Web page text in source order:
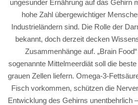
ungesunder Ernährung auf das Gehirn
hohe Zahl übergewichtiger
Industrieländern sind. Die Rolle der
bekannt, doch derzeit decken
Zusammenhänge auf. „Brain
sogenannte Mittelmeerdiät soll die
grauen Zellen liefern. Omega-3-
Fisch vorkommen, schützen die
Entwicklung des Gehirns unentbehrlich